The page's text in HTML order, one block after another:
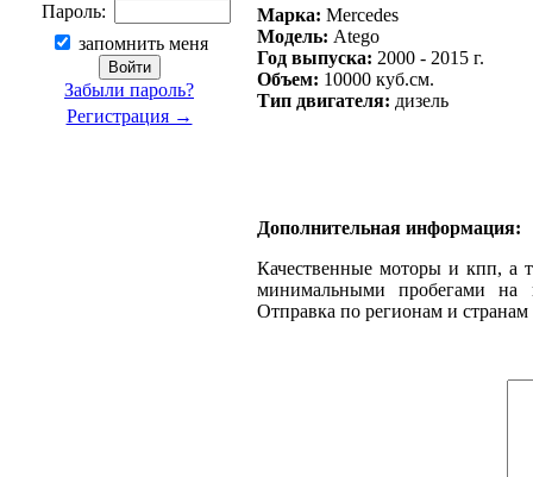
Пароль:
запомнить меня
Забыли пароль?
Регистрация →
Марка: Mercedes
Модель: Atego
Год выпуска: 2000 - 2015 г.
Объем: 10000 куб.см.
Тип двигателя: дизель
Дополнительная информация:
Качественные моторы и кпп, а
минимальными пробегами на
Отправка по регионам и